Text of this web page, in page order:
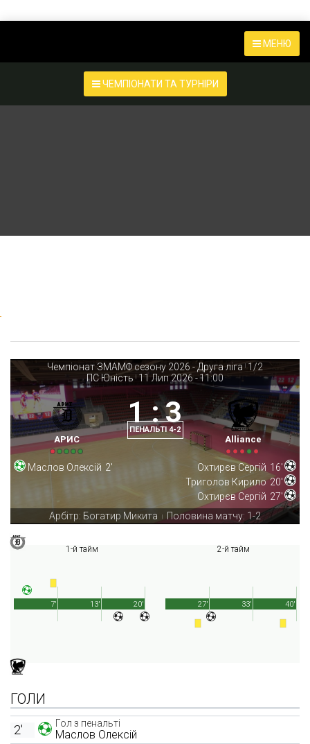
МЕНЮ
ЧЕМПІОНАТИ ТА ТУРНІРИ
Чемпіонат ЗМАМФ сезону 2026 - Друга ліга | 1/2
ПС Юність | 11 Лип 2026 - 11:00
АРИС
1:3
ПЕНАЛЬТІ 4-2
Alliance
Маслов Олексій 2' Охтирєв Сергій 16'
Триголов Кирило 20'
Охтирєв Сергій 27'
Арбітр: Богатир Микита
| Половина матчу: 1-2
1-й тайм
20'
7' 13'
2-й тайм
40'
27' 33'
ГОЛИ
Гол з пенальті
Маслов Олексій
2'